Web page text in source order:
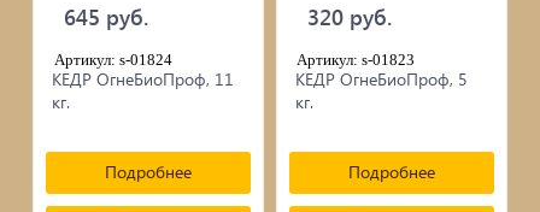
645 руб.
Артикул: s-01824
КЕДР ОгнеБиоПроф, 11
кг.
Подробнее
320 руб.
Артикул: s-01823
КЕДР ОгнеБиоПроф, 5
кг.
Подробнее